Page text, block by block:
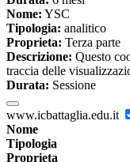
Nome: YSC
Tipologia: analitico
Proprieta: Terza parte
Descrizione: Questo
traccia delle
Durata: Sessione
www.icbattaglia.edu.it
Nome
Tipologia
Proprieta